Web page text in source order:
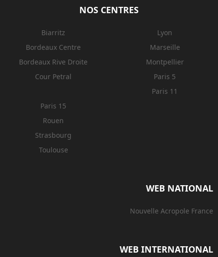
NOS CENTRES
Biarritz
Bordeaux Centre
Bordeaux Rive Droite
Cour Petral
Lyon
Marseille
Montpellier
Paris 5
Paris 11
Paris 15
Rouen
Strasbourg
Toulouse
WEB NATIONAL
Nouvelle Acropole France
WEB INTERNATIONAL